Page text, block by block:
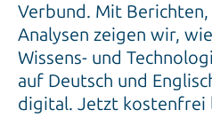
Verbund. Mit
Analysen zeigen wir,
Wissens- und
auf Deutsch und
digital. Jetzt kostenfrei